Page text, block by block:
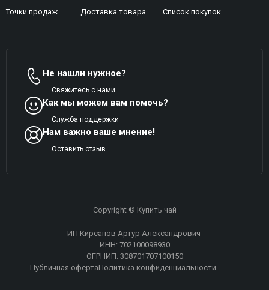
Точки продаж Доставка товара Список покупок
Не нашли нужное?
Свяжитесь с нами
Как мы можем вам помочь?
Служба поддержки
Нам важно ваше мнение!
Оставить отзыв
Copyright © Купить чай
ИП Кирсанов Артур Александрович
ИНН: 702100098930
ОГРНИП: 308701707100150
Публичная офертаПолитика конфиденциальности